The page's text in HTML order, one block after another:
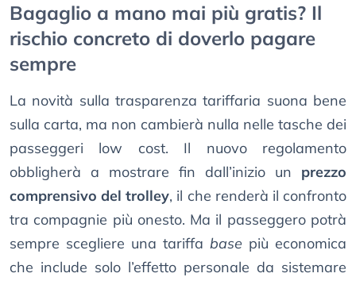
Bagaglio a mano mai più gratis? Il
rischio concreto di doverlo pagare
sempre
La novità sulla trasparenza tariffaria suona bene
sulla carta, ma non cambierà nulla nelle tasche dei
passeggeri low cost. Il nuovo regolamento
obbligherà a mostrare fin dall’inizio un prezzo
comprensivo del trolley, il che renderà il confronto
tra compagnie più onesto. Ma il passeggero potrà
sempre scegliere una tariffa base più economica
che include solo l’effetto personale da sistemare